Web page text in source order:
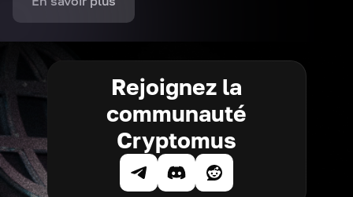
Rejoignez la
communauté
Cryptomus